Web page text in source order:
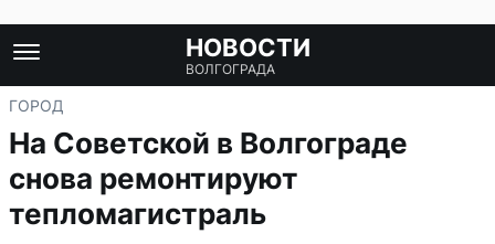
НОВОСТИ
ВОЛГОГРАДА
ГОРОД
На Советской в Волгограде
снова ремонтируют
тепломагистраль